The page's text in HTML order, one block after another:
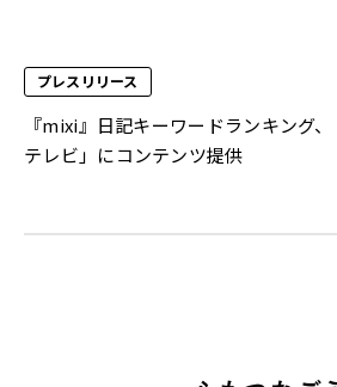
プレスリリース
『mixi』日記キーワードランキング
テレビ」にコンテンツ提供